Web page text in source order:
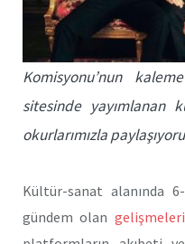
Komisyonu’nun
sitesinde yayımlanan
okurlarımızla
Kültür-sanat alanında
gündem olan gelişmeleri